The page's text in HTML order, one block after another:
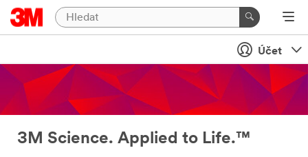
Účet
3M Science. Applied to Life.™